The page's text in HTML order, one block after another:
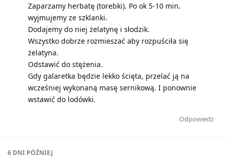
Zaparzamy herbatę (torebki). Po ok 5-10 min.
wyjmujemy ze szklanki.
Dodajemy do niej żelatynę i słodzik.
Wszystko dobrze rozmieszać aby rozpuściła się
żelatyna.
Odstawić do stężenia.
Gdy galaretka będzie lekko ścięta, przelać ją na
wcześniej wykonaną masę sernikową. I ponownie
wstawić do lodówki.
Odpowiedz
6 DNI PÓŹNIEJ